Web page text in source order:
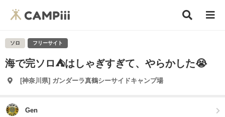
ソロ フリーサイト
海で完ソロ⛺️はしゃぎすぎて、やらかした😭
[神奈川県] ガンダーラ真鶴シーサイドキャンプ場
Gen